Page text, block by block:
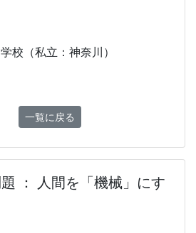
校（私立：神奈川）
一覧に戻る
： 人間を「機械」にす